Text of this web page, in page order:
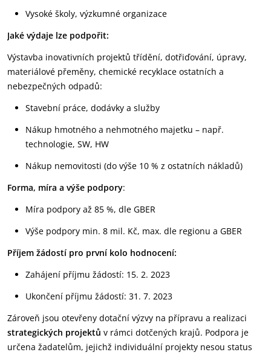
Vysoké školy, výzkumné organizace
Jaké výdaje lze podpořit:
Výstavba inovativních projektů třídění, dotřiďování, úpravy,
materiálové přeměny, chemické recyklace ostatních a
nebezpečných odpadů:
Stavební práce, dodávky a služby
Nákup hmotného a nehmotného majetku – např.
technologie, SW, HW
Nákup nemovitosti (do výše 10 % z ostatních nákladů)
Forma, míra a výše podpory:
Míra podpory až 85 %, dle GBER
Výše podpory min. 8 mil. Kč, max. dle regionu a GBER
Příjem žádostí pro první kolo hodnocení:
Zahájení příjmu žádostí: 15. 2. 2023
Ukončení příjmu žádostí: 31. 7. 2023
Zároveň jsou otevřeny dotační výzvy na přípravu a realizaci
strategických projektů v rámci dotčených krajů. Podpora je
určena žadatelům, jejichž individuální projekty nesou status